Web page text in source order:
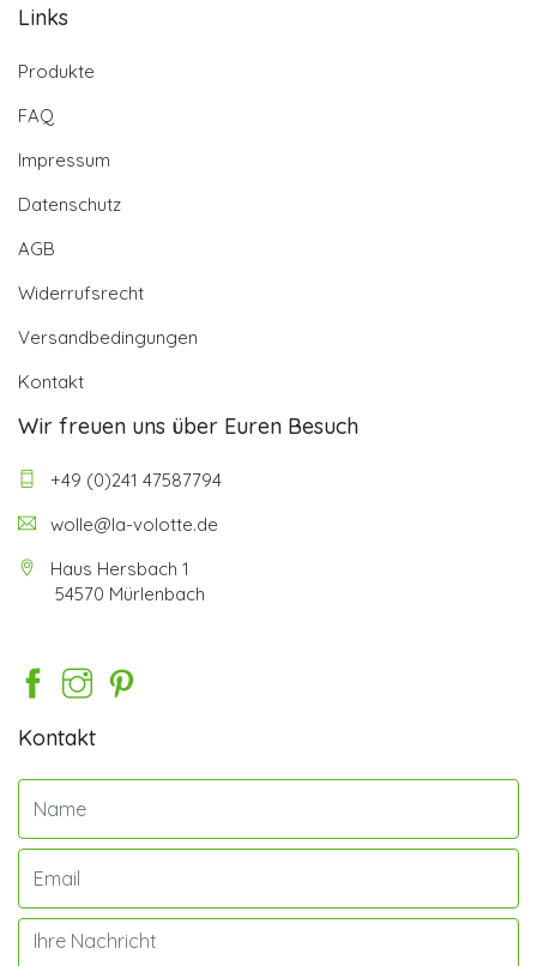
Links
Produkte
FAQ
Impressum
Datenschutz
AGB
Widerrufsrecht
Versandbedingungen
Kontakt
Wir freuen uns über Euren Besuch
+49 (0)241 47587794
wolle@la-volotte.de
Haus Hersbach 1
54570 Mürlenbach
Kontakt